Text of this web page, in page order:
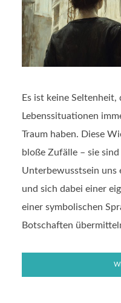
Es ist keine
Lebenssituationen
Traum haben. Diese
bloße Zufälle – sie
Unterbewusstsein uns
und sich dabei einer
einer symbolischen
Botschaften